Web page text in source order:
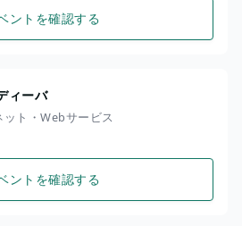
ントを確認する
ィーバ
ット・Webサービス
ントを確認する